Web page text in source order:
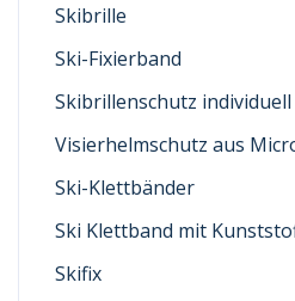
Skibrille
Ski-Fixierband
Skibrillenschutz
Visierhelmschutz aus
Ski-Klettbänder
Ski Klettband mit
Skifix